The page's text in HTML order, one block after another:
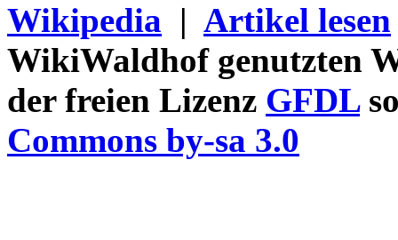
Wikipedia | Artikel lesen
WikiWaldhof genutzten
der freien Lizenz GFDL
Commons by-sa 3.0